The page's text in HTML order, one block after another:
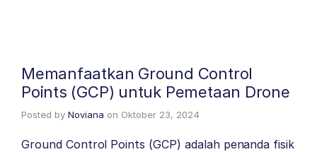
Memanfaatkan Ground Control
Points (GCP) untuk Pemetaan Drone
Posted by Noviana on Oktober 23, 2024
Ground Control Points (GCP) adalah penanda fisik